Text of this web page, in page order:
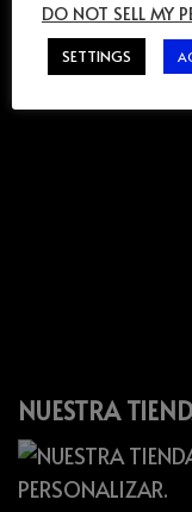
NUESTRA
DO NOT SELL MY
SETTINGS